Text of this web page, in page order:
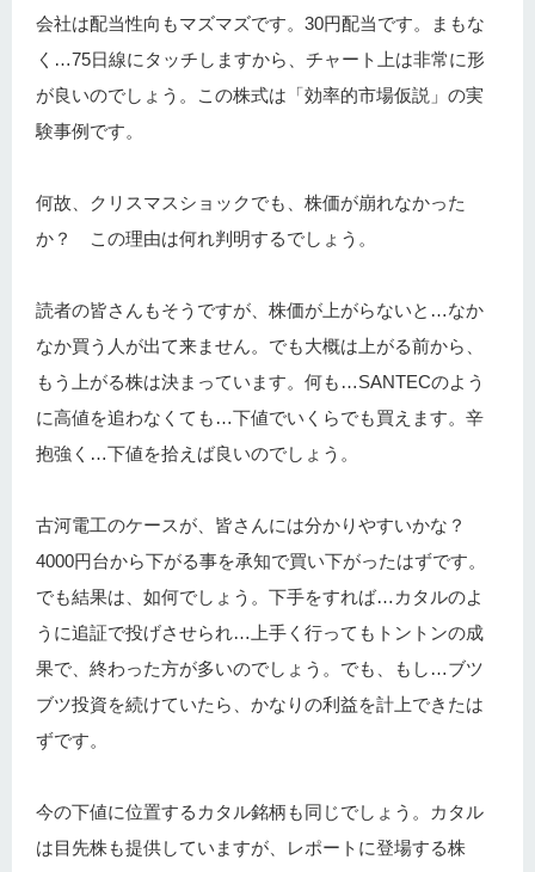
会社は配当性向もマズマズです。30円配当です。まもな
く…75日線にタッチしますから、チャート上は非常に形
が良いのでしょう。この株式は「効率的市場仮説」の実
験事例です。
何故、クリスマスショックでも、株価が崩れなかった
か？ この理由は何れ判明するでしょう。
読者の皆さんもそうですが、株価が上がらないと…なか
なか買う人が出て来ません。でも大概は上がる前から、
もう上がる株は決まっています。何も…SANTECのよう
に高値を追わなくても…下値でいくらでも買えます。辛
抱強く…下値を拾えば良いのでしょう。
古河電工のケースが、皆さんには分かりやすいかな？
4000円台から下がる事を承知で買い下がったはずです。
でも結果は、如何でしょう。下手をすれば…カタルのよ
うに追証で投げさせられ…上手く行ってもトントンの成
果で、終わった方が多いのでしょう。でも、もし…ブツ
ブツ投資を続けていたら、かなりの利益を計上できたは
ずです。
今の下値に位置するカタル銘柄も同じでしょう。カタル
は目先株も提供していますが、レポートに登場する株